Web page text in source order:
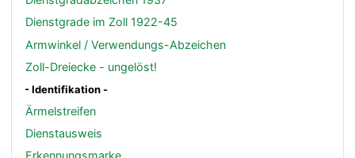
Dienstgrade im Zoll 1922-45
Armwinkel / Verwendungs-Abzeichen
Zoll-Dreiecke - ungelöst!
- Identifikation -
Ärmelstreifen
Dienstausweis